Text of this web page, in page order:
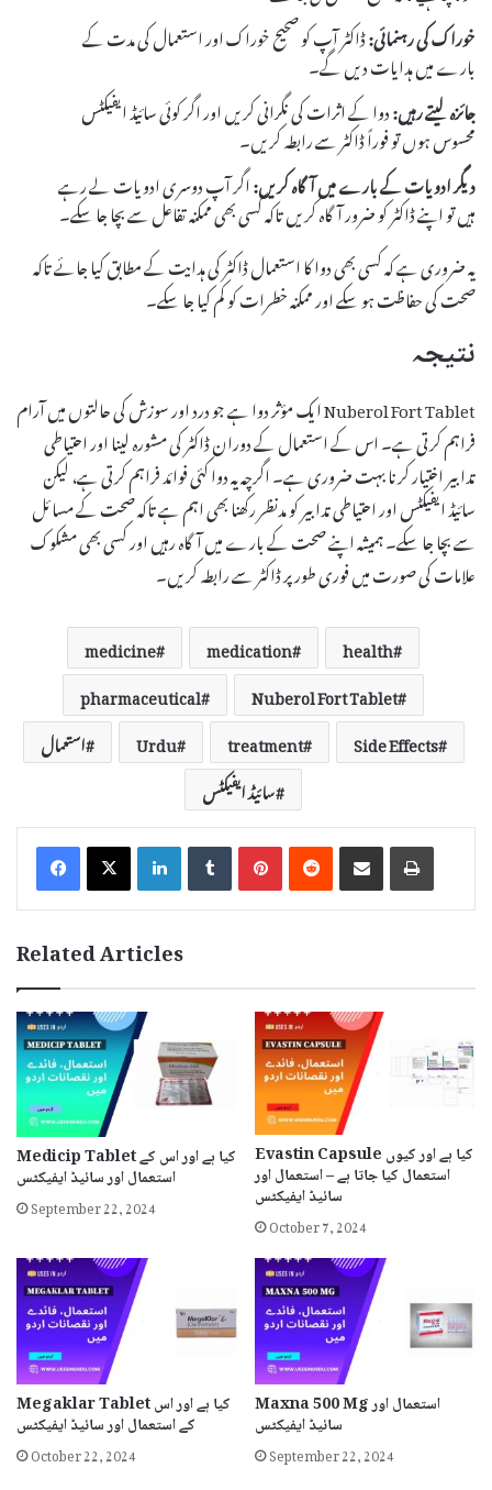
خوراک کی رہنمائی:ڈاکٹر آپ کو صحیح خوراک اور استعمال کی مدت کے
بارے میں ہدایات دیں گے۔
جائزہ لیتے رہیں:دوا کے اثرات کی نگرانی کریں اور اگر کوئی سائیڈ ایفیکٹس
محسوس ہوں تو فوراً ڈاکٹر سے رابطہ کریں۔
دیگر ادویات کے بارے میں آگاہ کریں:اگر آپ دوسری ادویات لے رہے
ہیں تو اپنے ڈاکٹر کو ضرور آگاہ کریں تاکہ کسی بھی ممکنہ تفاعل سے بچا جا سکے۔
یہ ضروری ہے کہ کسی بھی دوا کا استعمال ڈاکٹر کی ہدایت کے مطابق کیا جائے تاکہ
صحت کی حفاظت ہو سکے اور ممکنہ خطرات کو کم کیا جا سکے۔
نتیجہ
Nuberol Fort Tablet ایک مؤثر دوا ہے جو درد اور سوزش کی حالتوں میں آرام
فراہم کرتی ہے۔ اس کے استعمال کے دوران ڈاکٹر کی مشورہ لینا اور احتیاطی
تدابیر اختیار کرنا بہت ضروری ہے۔ اگرچہ یہ دوا کئی فوائد فراہم کرتی ہے، لیکن
سائیڈ ایفیکٹس اور احتیاطی تدابیر کو مدنظر رکھنا بھی اہم ہے تاکہ صحت کے مسائل
سے بچا جا سکے۔ ہمیشہ اپنے صحت کے بارے میں آگاہ رہیں اور کسی بھی مشکوک
علامات کی صورت میں فوری طور پر ڈاکٹر سے رابطہ کریں۔
health
medication
medicine
Nuberol Fort Tablet
pharmaceutical
Side Effects
treatment
Urdu
استعمال
سائیڈ ایفیکٹس
LinkedInTumblrPinterestReddit Share via Email Print
Related Articles
Medicip Tablet کیا ہے اور اس کے
استعمال اور سائیڈ ایفیکٹس
September 22, 2024
Evastin Capsule کیا ہے اور کیوں
استعمال کیا جاتا ہے – استعمال اور
سائیڈ ایفیکٹس
October 7, 2024
Megaklar Tablet کیا ہے اور اس
کے استعمال اور سائیڈ ایفیکٹس
October 22, 2024
Maxna 500 Mg استعمال اور
سائیڈ ایفیکٹس
September 22, 2024